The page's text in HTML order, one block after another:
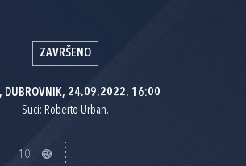
ZAVRŠENO
DUBROVNIK, 24.09.2022. 16:00
Suci: Roberto Urban.
10'